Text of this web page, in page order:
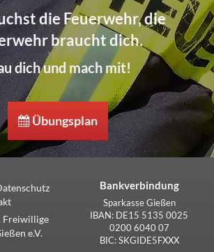
die Feuerwehr, die
braucht dich.
dich und mach mit!
Übungsplan
Freiwillige
e.V.
Bankverbindung
Sparkasse Gießen
IBAN: DE15 5135 0025
0200 6040 07
BIC: SKGIDE5FXXX